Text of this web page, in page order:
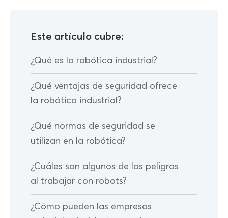
Este artículo cubre:
¿Qué es la robótica industrial?
¿Qué ventajas de seguridad ofrece
la robótica industrial?
¿Qué normas de seguridad se
utilizan en la robótica?
¿Cuáles son algunos de los peligros
al trabajar con robots?
¿Cómo pueden las empresas